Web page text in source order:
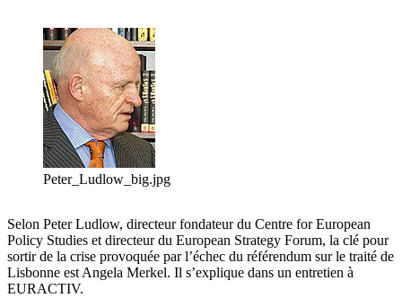
Peter_Ludlow_big.jpg
Selon Peter Ludlow, directeur fondateur du Centre for European
Policy Studies et directeur du European Strategy Forum, la clé pour
sortir de la crise provoquée par l’échec du référendum sur le traité de
Lisbonne est Angela Merkel. Il s’explique dans un entretien à
EURACTIV.